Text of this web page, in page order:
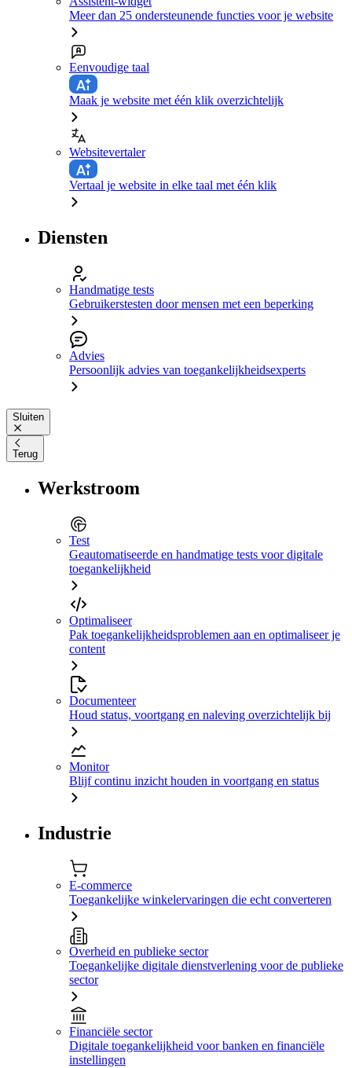
Meer dan 25 ondersteunende functies voor je website
Eenvoudige taal
Maak je website met één klik overzichtelijk
Websitevertaler
Vertaal je website in elke taal met één klik
Diensten
Handmatige tests
Gebruikerstesten door mensen met een beperking
Advies
Persoonlijk advies van toegankelijkheidsexperts
Sluiten
Terug
Werkstroom
Test
Geautomatiseerde en handmatige tests voor digitale
toegankelijkheid
Optimaliseer
Pak toegankelijkheidsproblemen aan en optimaliseer je
content
Documenteer
Houd status, voortgang en naleving overzichtelijk bij
Monitor
Blijf continu inzicht houden in voortgang en status
Industrie
E-commerce
Toegankelijke winkelervaringen die echt converteren
Overheid en publieke sector
Toegankelijke digitale dienstverlening voor de publieke
sector
Financiële sector
Digitale toegankelijkheid voor banken en financiële
instellingen